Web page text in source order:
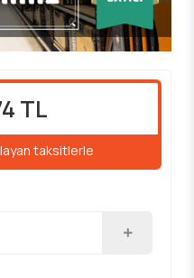
TL
taksitlerle